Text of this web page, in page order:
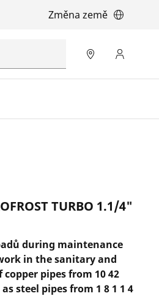
Změna země
TURBO 1.1/4"
during maintenance
in the sanitary and
pipes from 10 42
steel pipes from 1 8 1 1 4